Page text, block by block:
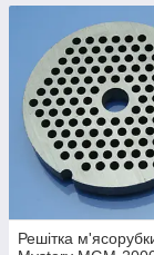
Решітка